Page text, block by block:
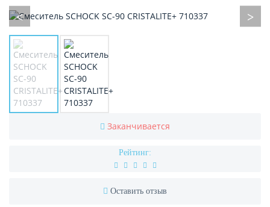
Заканчивается
Рейтинг:
Оставить отзыв